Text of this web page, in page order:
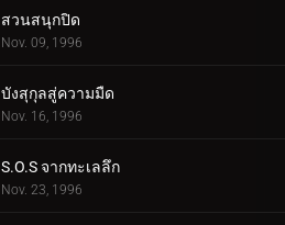
สวนสนุกปิด
Nov. 09, 1996
บังสุกุลสู่ความมืด
Nov. 16, 1996
S.O.S จากทะเลลึก
Nov. 23, 1996